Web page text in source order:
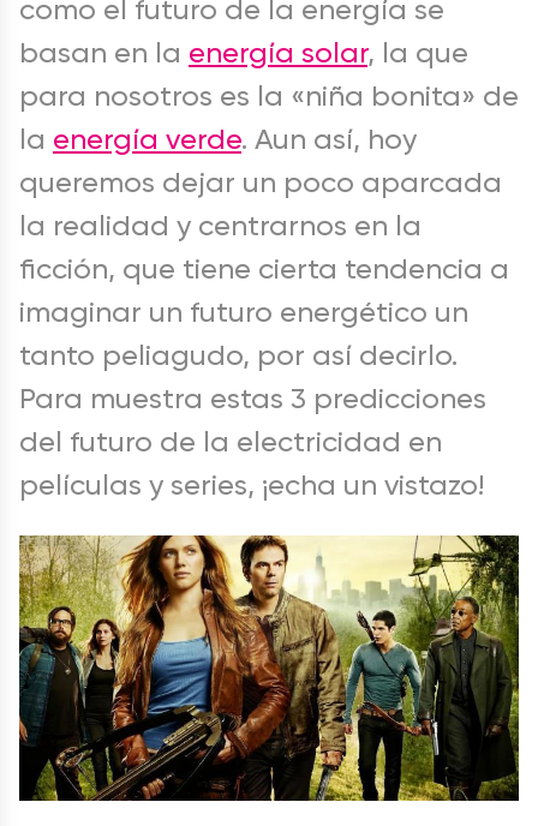
como el futuro de la energía se
basan en la energía solar, la que
para nosotros es la «niña bonita» de
la energía verde. Aun así, hoy
queremos dejar un poco aparcada
la realidad y centrarnos en la
ficción, que tiene cierta tendencia a
imaginar un futuro energético un
tanto peliagudo, por así decirlo.
Para muestra estas 3 predicciones
del futuro de la electricidad en
películas y series, ¡echa un vistazo!